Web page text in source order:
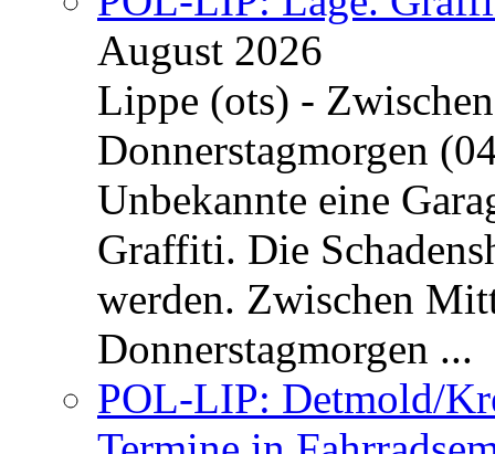
August 2026
Lippe (ots) -
Donnerstagmorgen
Unbekannte eine
Graffiti. Die
werden. Zwischen
Donnerstagmorgen ...
POL-LIP: Detmold/